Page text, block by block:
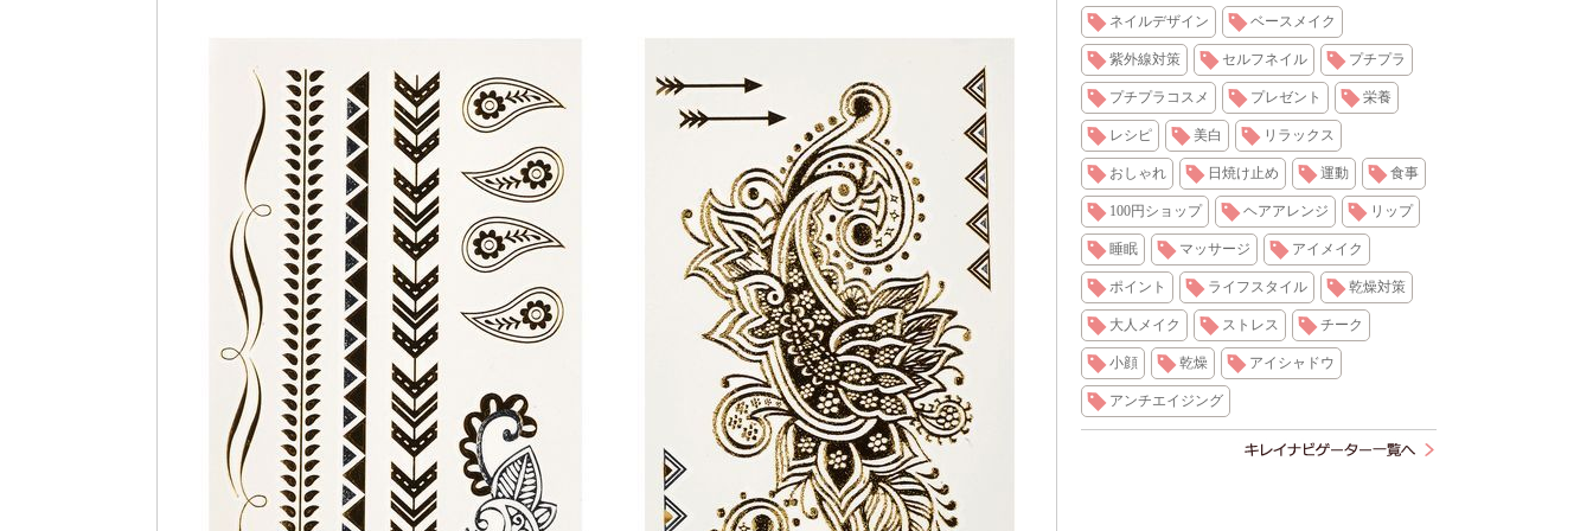
ネイルデザイン ベースメイク
紫外線対策 セルフネイル プチプラ
プチプラコスメ プレゼント 栄養
レシピ 美白 リラックス
おしゃれ 日焼け止め 運動 食事
100円ショップ ヘアアレンジ リップ
睡眠 マッサージ アイメイク
ポイント ライフスタイル 乾燥対策
大人メイク ストレス チーク
小顔 乾燥 アイシャドウ
アンチエイジング